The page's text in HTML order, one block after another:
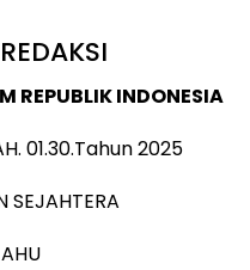
REPUBLIK INDONESIA
01.30.Tahun 2025
SEJAHTERA